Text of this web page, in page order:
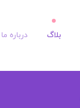
بلاگ درباره ما